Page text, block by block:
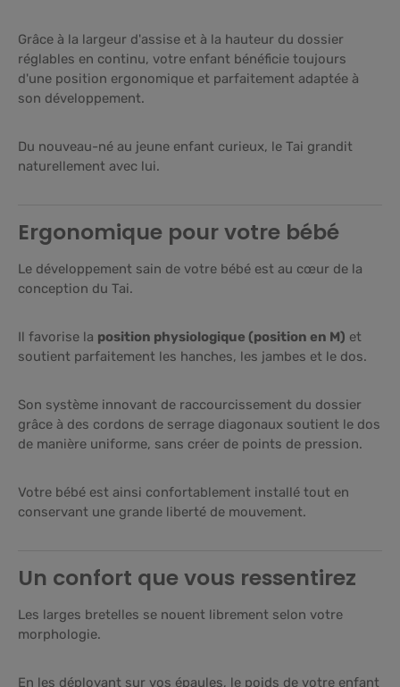
Grâce à la largeur d'assise et à la hauteur du dossier
réglables en continu, votre enfant bénéficie toujours
d'une position ergonomique et parfaitement adaptée à
son développement.
Du nouveau-né au jeune enfant curieux, le Tai grandit
naturellement avec lui.
Ergonomique pour votre bébé
Le développement sain de votre bébé est au cœur de la
conception du Tai.
Il favorise la position physiologique (position en M) et
soutient parfaitement les hanches, les jambes et le dos.
Son système innovant de raccourcissement du dossier
grâce à des cordons de serrage diagonaux soutient le dos
de manière uniforme, sans créer de points de pression.
Votre bébé est ainsi confortablement installé tout en
conservant une grande liberté de mouvement.
Un confort que vous ressentirez
Les larges bretelles se nouent librement selon votre
morphologie.
En les déployant sur vos épaules, le poids de votre enfant